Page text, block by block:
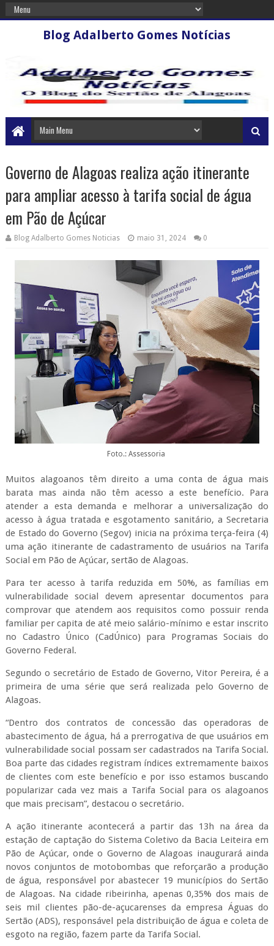
Blog Adalberto Gomes Notícias
Governo de Alagoas realiza ação itinerante
para ampliar acesso à tarifa social de água
em Pão de Açúcar
Blog Adalberto Gomes Noticias maio 31, 2024 0
Foto.: Assessoria
Muitos alagoanos têm direito a uma conta de água mais
barata mas ainda não têm acesso a este benefício. Para
atender a esta demanda e melhorar a universalização do
acesso à água tratada e esgotamento sanitário, a Secretaria
de Estado do Governo (Segov) inicia na próxima terça-feira (4)
uma ação itinerante de cadastramento de usuários na Tarifa
Social em Pão de Açúcar, sertão de Alagoas.
Para ter acesso à tarifa reduzida em 50%, as famílias em
vulnerabilidade social devem apresentar documentos para
comprovar que atendem aos requisitos como possuir renda
familiar per capita de até meio salário-mínimo e estar inscrito
no Cadastro Único (CadÚnico) para Programas Sociais do
Governo Federal.
Segundo o secretário de Estado de Governo, Vitor Pereira, é a
primeira de uma série que será realizada pelo Governo de
Alagoas.
“Dentro dos contratos de concessão das operadoras de
abastecimento de água, há a prerrogativa de que usuários em
vulnerabilidade social possam ser cadastrados na Tarifa Social.
Boa parte das cidades registram índices extremamente baixos
de clientes com este benefício e por isso estamos buscando
popularizar cada vez mais a Tarifa Social para os alagoanos
que mais precisam”, destacou o secretário.
A ação itinerante acontecerá a partir das 13h na área da
estação de captação do Sistema Coletivo da Bacia Leiteira em
Pão de Açúcar, onde o Governo de Alagoas inaugurará ainda
novos conjuntos de motobombas que reforçarão a produção
de água, responsável por abastecer 19 municípios do Sertão
de Alagoas. Na cidade ribeirinha, apenas 0,35% dos mais de
seis mil clientes pão-de-açucarenses da empresa Águas do
Sertão (ADS), responsável pela distribuição de água e coleta de
esgoto na região, fazem parte da Tarifa Social.